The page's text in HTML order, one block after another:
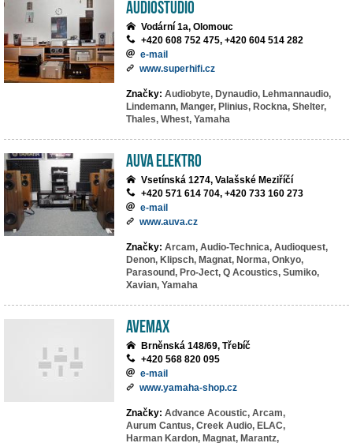
AudioStudio
Vodární 1a, Olomouc
+420 608 752 475, +420 604 514 282
e-mail
www.superhifi.cz
Značky: Audiobyte, Dynaudio, Lehmannaudio,
Lindemann, Manger, Plinius, Rockna, Shelter,
Thales, Whest, Yamaha
AuVa elektro
Vsetínská 1274, Valašské Meziříčí
+420 571 614 704, +420 733 160 273
e-mail
www.auva.cz
Značky: Arcam, Audio-Technica, Audioquest,
Denon, Klipsch, Magnat, Norma, Onkyo,
Parasound, Pro-Ject, Q Acoustics, Sumiko,
Xavian, Yamaha
AVEMAX
Brněnská 148/69, Třebíč
+420 568 820 095
e-mail
www.yamaha-shop.cz
Značky: Advance Acoustic, Arcam,
Aurum Cantus, Creek Audio, ELAC,
Harman Kardon, Magnat, Marantz,